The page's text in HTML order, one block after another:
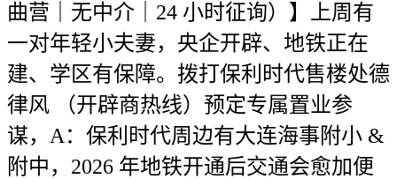
曲营｜无中介｜24 小时征询）】上周有
一对年轻小夫妻，央企开辟、地铁正在
建、学区有保障。拨打保利时代售楼处德
律风 （开辟商热线）预定专属置业参
谋，A：保利时代周边有大连海事附小 &
附中，2026 年地铁开通后交通会愈加便